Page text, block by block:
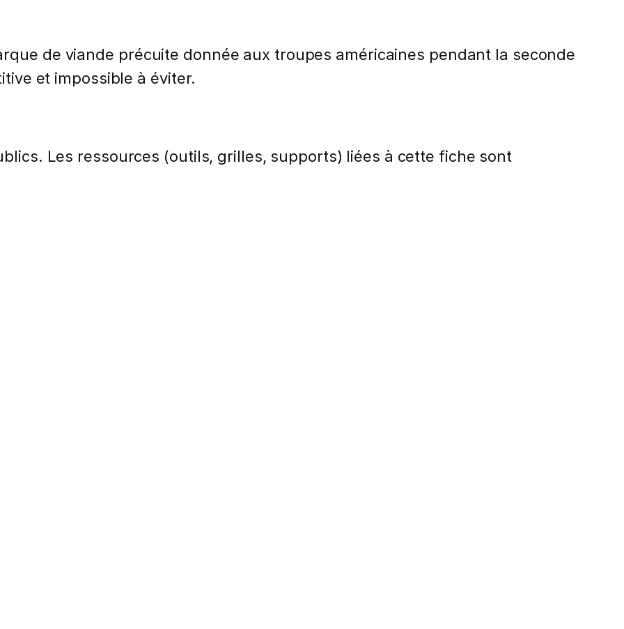
de viande précuite donnée aux troupes américaines pendant la seconde
et impossible à éviter.
Les ressources (outils, grilles, supports) liées à cette fiche sont